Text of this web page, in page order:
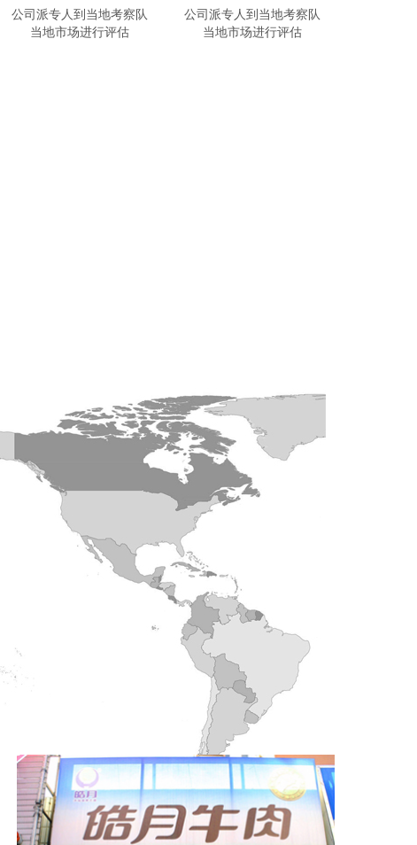
公司派专人到当地考察队
当地市场进行评估
公司派专人到当地考察队
当地市场进行评估